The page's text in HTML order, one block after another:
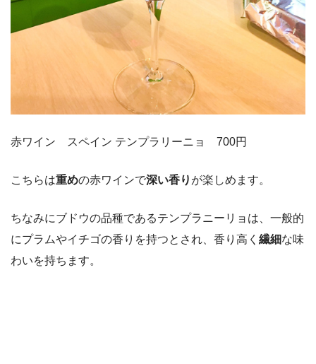
赤ワイン スペイン テンプラリーニョ 700円
こちらは重めの赤ワインで深い香り が楽しめます。
ちなみにブドウの品種であるテンプラニーリョは、一般的
にプラムやイチゴの香りを持つとされ、香り高く 繊細な味
わいを持ちます。